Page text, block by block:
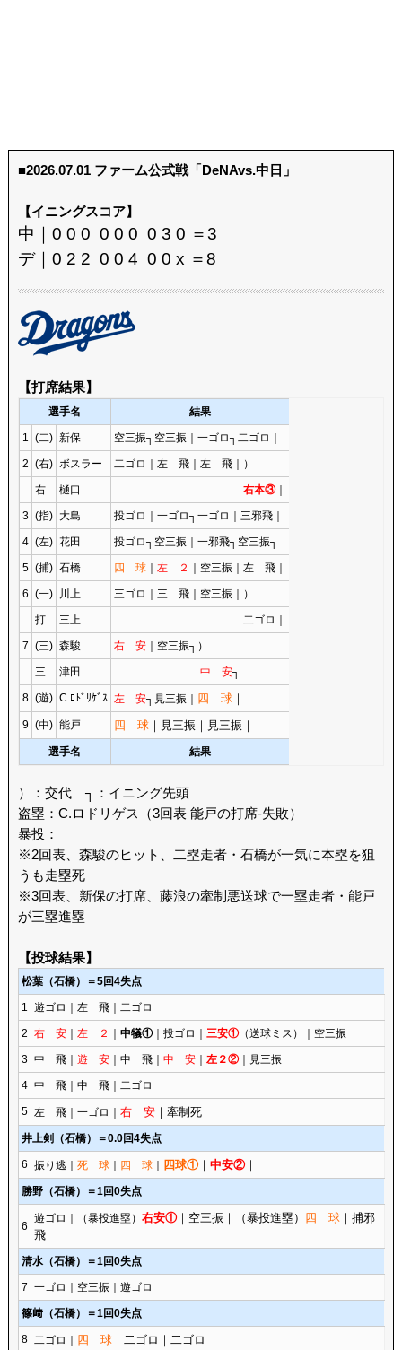
■2026.07.01 ファーム公式戦「DeNAvs.中日」
【イニングスコア】
中｜0 0 0 0 0 0 0 3 0 ＝3
デ｜0 2 2 0 0 4 0 0 x ＝8
【打席結果】
選手名 結果
1 (二) 新保 空三振┐空三振｜一ゴロ┐二ゴロ｜
2 (右) ボスラー 二ゴロ｜左 飛｜左 飛｜）
右 樋口 右本③｜
3 (指) 大島 投ゴロ｜一ゴロ┐一ゴロ｜三邪飛｜
4 (左) 花田 投ゴロ┐空三振｜一邪飛┐空三振┐
5 (捕) 石橋 四 球｜ 左 ２ ｜空三振｜左 飛｜
6 (一) 川上 三ゴロ｜三 飛｜空三振｜）
打 三上 二ゴロ｜
7 (三) 森駿 右 安｜空三振┐）
三 津田 中 安┐
8 (遊) C.ﾛﾄﾞﾘｹﾞｽ 左 安┐見三振｜ 四 球｜
9 (中) 能戸 四 球｜見三振｜見三振｜
選手名 結果
）：交代 ┐：イニング先頭
盗塁：C.ロドリゲス（3回表 能戸の打席-失敗）
暴投：
※2回表、森駿のヒット、二塁走者・石橋が一気に本塁を狙
うも走塁死
※3回表、新保の打席、藤浪の牽制悪送球で一塁走者・能戸
が三塁進塁
【投球結果】
松葉（石橋）＝5回4失点
1 遊ゴロ｜左 飛｜二ゴロ
2 右 安｜ 左 ２ 中犠①｜投ゴロ｜ 三安①（送球ミス）｜空三振
3 中 飛｜ 遊 安｜中 飛｜ 中 安｜ 左２②｜見三振
4 中 飛｜中 飛｜二ゴロ
5 左 飛｜一ゴロ｜ 右 安｜牽制死
井上剣（石橋）＝0.0回4失点
6 振り逃｜ 死 球｜ 四 球｜ 四球①｜ 中安②｜
勝野（石橋）＝1回0失点
6
遊ゴロ｜（暴投進塁） 右安①｜空三振｜（暴投進塁） 四 球｜捕邪
飛
清水（石橋）＝1回0失点
7 一ゴロ｜空三振｜遊ゴロ
篠﨑（石橋）＝1回0失点
8 二ゴロ｜ 四 球｜二ゴロ｜二ゴロ